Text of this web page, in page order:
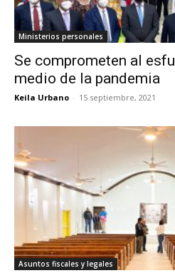
Ministerios personales
Se comprometen al
medio de la pandemia
Keila Urbano - 15 septiembre, 2021
Asuntos fiscales y legales